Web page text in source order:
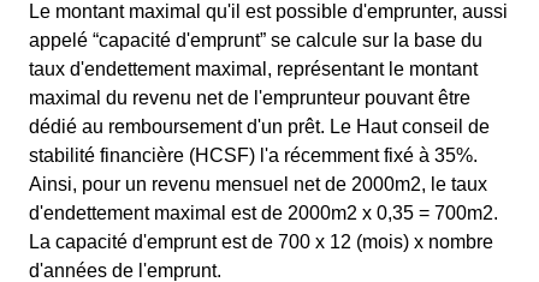
Le montant maximal qu'il est possible d'emprunter, aussi
appelé “capacité d'emprunt” se calcule sur la base du
taux d'endettement maximal, représentant le montant
maximal du revenu net de l'emprunteur pouvant être
dédié au remboursement d'un prêt. Le Haut conseil de
stabilité financière (HCSF) l'a récemment fixé à 35%.
Ainsi, pour un revenu mensuel net de 2000m2, le taux
d'endettement maximal est de 2000m2 x 0,35 = 700m2.
La capacité d'emprunt est de 700 x 12 (mois) x nombre
d'années de l'emprunt.